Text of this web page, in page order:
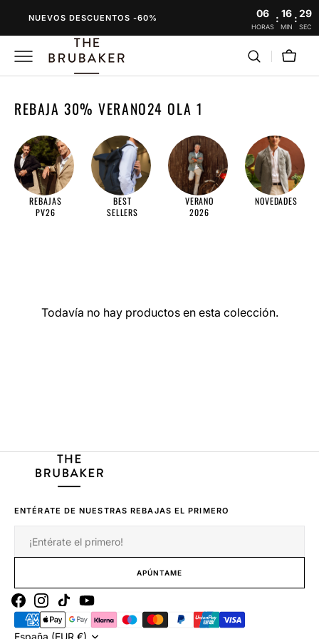
06
HORAS
: 16
MIN
:29
SEC
NUEVOS DESCUENTOS -60%
Carro
RECOPILACIÓN:
REBAJA 30% VERANO24 OLA 1
REBAJAS
PV26
BEST
SELLERS
VERANO
2026
NOVEDADES
Todavía no hay productos en esta colección.
ENTÉRATE DE NUESTRAS REBAJAS EL PRIMERO
electrónico
APÚNTAME
FacebookInstagram
TiktokYoutube
España (EUR €)